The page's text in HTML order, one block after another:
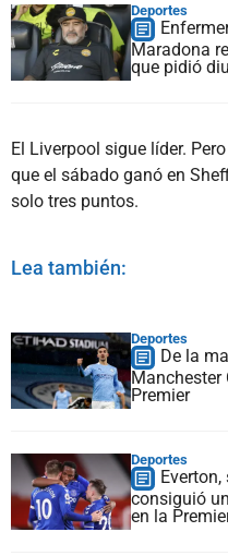
Deportes
Maradona
que pidió
El Liverpool sigue líder.
que el sábado ganó en
solo tres puntos.
Lea también:
Deportes
De la
Manchester
Premier
Deportes
consiguió
en la